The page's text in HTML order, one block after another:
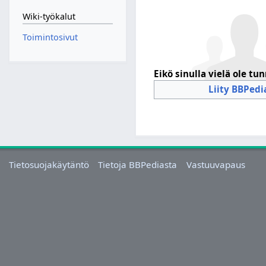
Eikö sinulla vielä ole
Liity
Wiki-työkalut
Toimintosivut
Tietosuojakäytäntö Tietoja BBPediasta Vastuuvapaus